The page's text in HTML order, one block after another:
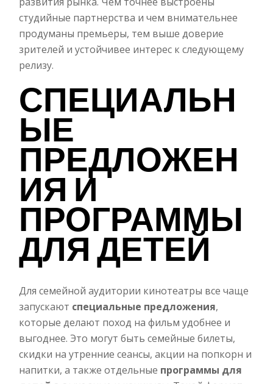
студийные партнерства и чем внимательнее
продуманы премьеры, тем выше доверие
зрителей и устойчивее интерес к следующему
релизу.
СПЕЦИАЛЬН
ЫЕ
ПРЕДЛОЖЕН
ИЯ И
ПРОГРАММЫ
ДЛЯ ДЕТЕЙ
Для семейной аудитории кинотеатры все чаще
запускают специальные предложения,
которые делают поход на фильм удобнее и
выгоднее. Это могут быть семейные билеты,
скидки на утренние сеансы, акции на попкорн и
напитки, а также отдельные программы для